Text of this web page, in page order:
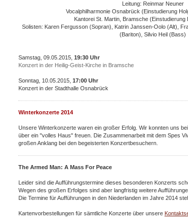
Leitung: Reinmar Neuner
Vocalphilharmonie Osnabrück (Einstudierung
Kantorei St. Martin, Bramsche (Einstudierung
Solisten: Karen Fergusson (Sopran), Katrin Janssen-Oolo (Alt),
(Bariton), Silvio Heil (Bass)
Samstag, 09.05.2015, 19:30 Uhr
Konzert in der Heilig-Geist-Kirche in Bramsche
Sonntag, 10.05.2015, 17:00 Uhr
Konzert in der Stadthalle Osnabrück
Winterkonzerte 2014
Unsere Winterkonzerte waren ein großer Erfolg. Wir konnten uns
über ein "volles Haus" freuen. Die Zusammenarbeit mit dem Spes
großen Anklang bei den begeisterten Konzertbesuchern.
The Armed Man: A Mass For Peace
Leider sind die Aufführungstermine dieses besonderen Konzerts
Wegen des großen Erfolges sind aber langfristig weitere
Die Termine für Aufführungen in den Niederlanden im Jahre 2014
Kartenvorbestellungen für sämtliche Konzerte über unsere